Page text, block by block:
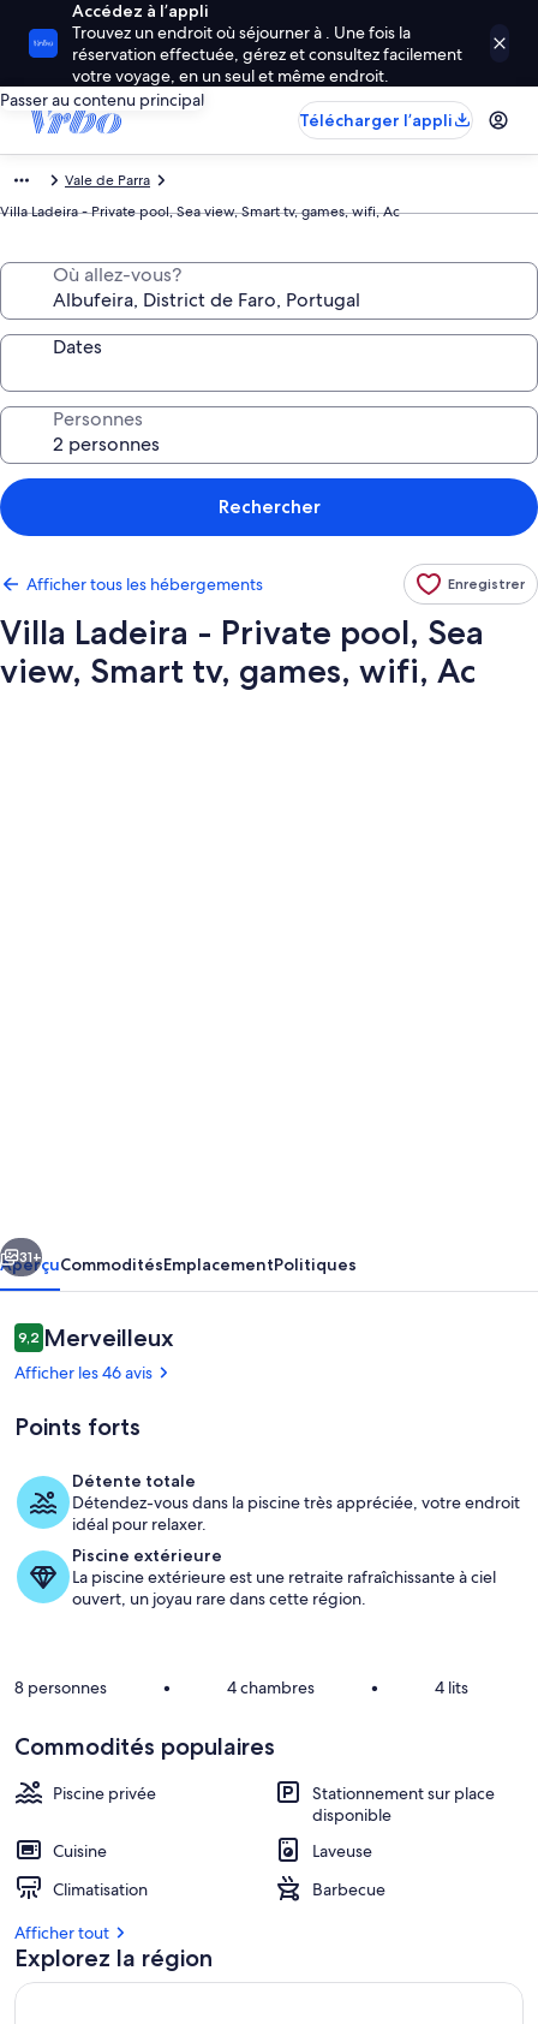
Accédez à l’appli
Trouvez un endroit où séjourner à . Une fois la
réservation effectuée, gérez et consultez facilement
votre voyage, en un seul et même endroit.
Passer au contenu principal
Télécharger l’appli
Vale de Parra
Villa Ladeira - Private pool, Sea view, Smart tv, games, wifi, Ac
Où allez-vous?
Dates
Personnes
Rechercher
Afficher tous les hébergements Enregistrer
Villa Ladeira - Private pool, Sea
view, Smart tv, games, wifi, Ac
Private
pool,
Sea
view,
tv,
games,
wifi,
Suivant
31+
AperçuCommoditésEmplacementPolitiques
Avis
9,29,2 sur 10 –
Merveilleux
Afficher les 46 avis
Points forts
Détente totale
Détendez-vous dans la piscine très appréciée, votre endroit
idéal pour relaxer.
Piscine extérieure
La piscine extérieure est une retraite rafraîchissante à ciel
ouvert, un joyau rare dans cette région.
8 personnes • 4 chambres • 4 lits
Commodités populaires
Piscine privée
Stationnement sur place
disponible
Cuisine
Laveuse
Climatisation
Barbecue
Afficher tout
Explorez la région